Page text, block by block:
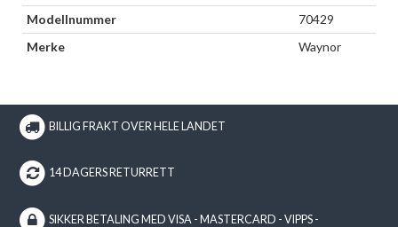
Modellnummer
70429
Merke
Waynor
BILLIG FRAKT OVER HELE LANDET
14 DAGERS RETURRETT
SIKKER BETALING MED VISA - MASTERCARD - VIPPS -